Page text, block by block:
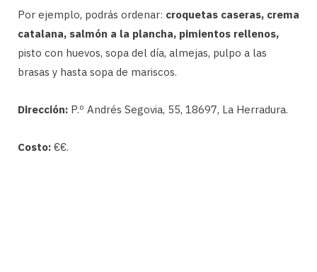
Por ejemplo, podrás ordenar: croquetas caseras, crema
catalana, salmón a la plancha, pimientos rellenos,
pisto con huevos, sopa del día, almejas, pulpo a las
brasas y hasta sopa de mariscos.
Dirección: P.º Andrés Segovia, 55, 18697, La Herradura.
Costo: €€.